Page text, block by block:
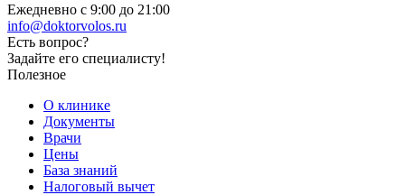
Ежедневно с 9:00 до 21:00
info@doktorvolos.ru
Есть вопрос?
Задайте его специалисту!
Полезное
О клинике
Документы
Врачи
Цены
База знаний
Налоговый вычет